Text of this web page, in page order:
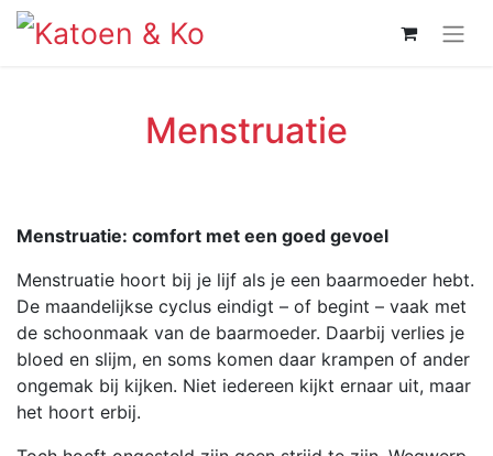
Menstruatie
Menstruatie: comfort met een goed gevoel
Menstruatie hoort bij je lijf als je een baarmoeder hebt.
De maandelijkse cyclus eindigt – of begint – vaak met
de schoonmaak van de baarmoeder. Daarbij verlies je
bloed en slijm, en soms komen daar krampen of ander
ongemak bij kijken. Niet iedereen kijkt ernaar uit, maar
het hoort erbij.